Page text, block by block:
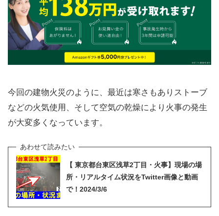
今回の建物火災のように、最近は寒さもありストーブ
などの火気使用、そして空気の乾燥により火事の発生
が大変多くなっています。
【 東京都台東区浅草2丁目・火事】現場の場
所・リアルタイム状況をTwitter画像と動画
で！2024/3/6